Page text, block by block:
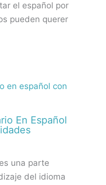
el español por
pueden querer
En Español
una parte
del idioma